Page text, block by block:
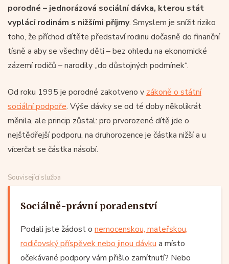
porodné – jednorázová sociální dávka, kterou stát
vyplácí rodinám s nižšími příjmy. Smyslem je snížit riziko
toho, že příchod dítěte představí rodinu dočasně do finanční
tísně a aby se všechny děti – bez ohledu na ekonomické
zázemí rodičů – narodily „do důstojných podmínek“.
Od roku 1995 je porodné zakotveno v zákoně o státní
sociální podpoře. Výše dávky se od té doby několikrát
měnila, ale princip zůstal: pro prvorozené dítě jde o
nejštědřejší podporu, na druhorozence je částka nižší a u
vícerčat se částka násobí.
Související služba
Sociálně-právní poradenství
Podali jste žádost o nemocenskou, mateřskou,
rodičovský příspěvek nebo jinou dávku a místo
očekávané podpory vám přišlo zamítnutí? Nebo